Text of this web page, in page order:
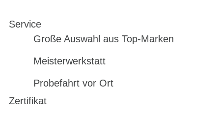
Service
Große Auswahl aus Top-Marken
Meisterwerkstatt
Probefahrt vor Ort
Zertifikat